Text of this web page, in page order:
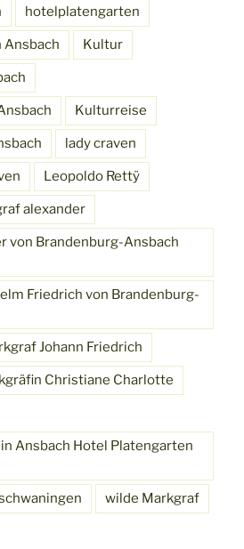
hotelplatengarten
Kultur
Kulturreise
lady craven
Leopoldo Rettÿ
alexander
von Brandenburg-Ansbach
Friedrich von Brandenburg-
Johann Friedrich
Christiane Charlotte
Ansbach Hotel Platengarten
wilde Markgraf